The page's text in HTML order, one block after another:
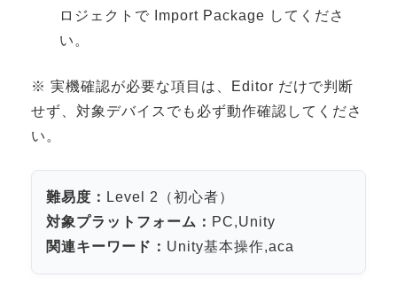
3DGSスキャンサービス
3DGS受託開発
3D Gaussian Splatting アプリ開発研修
3DGSニュース
《受託開発》
受託開発
《最新プロダクト》
超体験★販促システム『XR Showcase Hub』2025年4月発売
ロジェクトで Import Package してくださ
い。
※ 実機確認が必要な項目は、Editor だけで判断
せず、対象デバイスでも必ず動作確認してくださ
い。
難易度： Level 2（初心者）
対象プラットフォーム： PC,Unity
関連キーワード： Unity基本操作,aca